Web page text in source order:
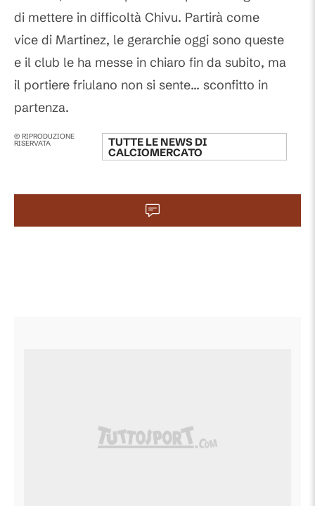
di mettere in difficoltà Chivu. Partirà come
vice di Martinez, le gerarchie oggi sono queste
e il club le ha messe in chiaro fin da subito, ma
il portiere friulano non si sente... sconfitto in
partenza.
© RIPRODUZIONE
RISERVATA TUTTE LE NEWS DI
CALCIOMERCATO